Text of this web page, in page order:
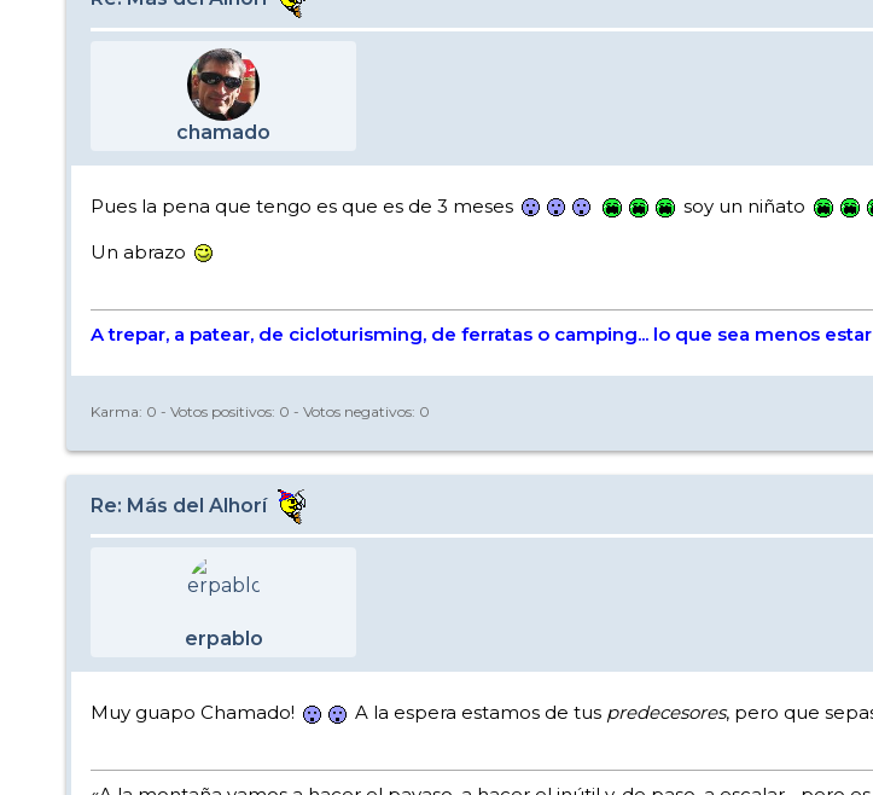
chamado
Pues la pena que tengo es que es de 3 meses soy un niñato
Un abrazo
A trepar, a patear, de cicloturisming, de ferratas o camping... lo que sea menos
Karma: 0 - Votos positivos: 0 - Votos negativos: 0
Re: Más del Alhorí
erpablo
Muy guapo Chamado! A la espera estamos de tus predecesores, pero que